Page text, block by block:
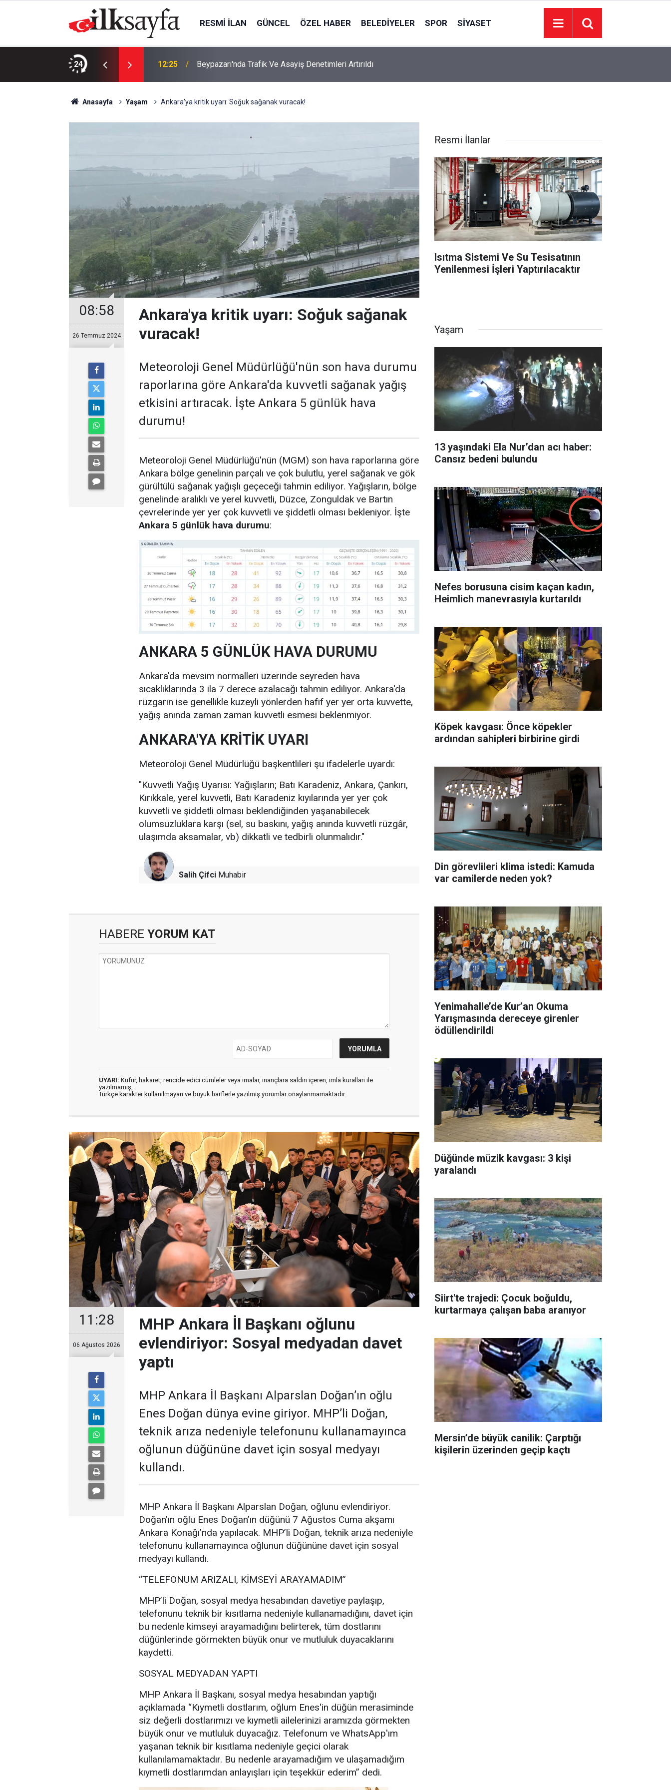
RESMI İLAN GÜNCEL ÖZEL HABER BELEDIYELER SPOR SIYASET
24 12:25 Beypazarı'nda Trafik Ve Asayiş Denetimleri Artırıldı
Anasayfa Yaşam Ankara'ya kritik uyarı: Soğuk sağanak vuracak!
08:58
26 Temmuz 2024
Ankara'ya kritik uyarı: Soğuk sağanak
vuracak!
Meteoroloji Genel Müdürlüğü'nün son hava durumu
raporlarına göre Ankara'da kuvvetli sağanak yağış
etkisini artıracak. İşte Ankara 5 günlük hava
durumu!
Meteoroloji Genel Müdürlüğü'nün (MGM) son hava raporlarına göre
Ankara bölge genelinin parçalı ve çok bulutlu, yerel sağanak ve gök
gürültülü sağanak yağışlı geçeceği tahmin ediliyor. Yağışların, bölge
genelinde aralıklı ve yerel kuvvetli, Düzce, Zonguldak ve Bartın
çevrelerinde yer yer çok kuvvetli ve şiddetli olması bekleniyor. İşte
Ankara 5 günlük hava durumu:
ANKARA 5 GÜNLÜK HAVA DURUMU
Ankara'da mevsim normalleri üzerinde seyreden hava
sıcaklıklarında 3 ila 7 derece azalacağı tahmin ediliyor. Ankara'da
rüzgarın ise genellikle kuzeyli yönlerden hafif yer yer orta kuvvette,
yağış anında zaman zaman kuvvetli esmesi beklenmiyor.
ANKARA'YA KRİTİK UYARI
Meteoroloji Genel Müdürlüğü başkentlileri şu ifadelerle uyardı:
"Kuvvetli Yağış Uyarısı: Yağışların; Batı Karadeniz, Ankara, Çankırı,
Kırıkkale, yerel kuvvetli, Batı Karadeniz kıyılarında yer yer çok
kuvvetli ve şiddetli olması beklendiğinden yaşanabilecek
olumsuzluklara karşı (sel, su baskını, yağış anında kuvvetli rüzgâr,
ulaşımda aksamalar, vb) dikkatli ve tedbirli olunmalıdır."
Salih Çifci Muhabir
HABERE YORUM KAT
UYARI: Küfür, hakaret, rencide edici cümleler veya imalar, inançlara saldırı içeren, imla kuralları ile
yazılmamış,
Türkçe karakter kullanılmayan ve büyük harflerle yazılmış yorumlar onaylanmamaktadır.
11:28
06 Ağustos 2026
MHP Ankara İl Başkanı oğlunu
evlendiriyor: Sosyal medyadan davet
yaptı
MHP Ankara İl Başkanı Alparslan Doğan’ın oğlu
Enes Doğan dünya evine giriyor. MHP’li Doğan,
teknik arıza nedeniyle telefonunu kullanamayınca
oğlunun düğününe davet için sosyal medyayı
kullandı.
MHP Ankara İl Başkanı Alparslan Doğan, oğlunu evlendiriyor.
Doğan’ın oğlu Enes Doğan’ın düğünü 7 Ağustos Cuma akşamı
Ankara Konağı’nda yapılacak. MHP’li Doğan, teknik arıza nedeniyle
telefonunu kullanamayınca oğlunun düğününe davet için sosyal
medyayı kullandı.
“TELEFONUM ARIZALI, KİMSEYİ ARAYAMADIM”
MHP’li Doğan, sosyal medya hesabından davetiye paylaşıp,
telefonunu teknik bir kısıtlama nedeniyle kullanamadığını, davet için
bu nedenle kimseyi arayamadığını belirterek, tüm dostlarını
düğünlerinde görmekten büyük onur ve mutluluk duyacaklarını
kaydetti.
SOSYAL MEDYADAN YAPTI
MHP Ankara İl Başkanı, sosyal medya hesabından yaptığı
açıklamada “Kıymetli dostlarım, oğlum Enes'in düğün merasiminde
siz değerli dostlarımızı ve kıymetli ailelerinizi aramızda görmekten
büyük onur ve mutluluk duyacağız. Telefonum ve WhatsApp'ım
yaşanan teknik bir kısıtlama nedeniyle geçici olarak
kullanılamamaktadır. Bu nedenle arayamadığım ve ulaşamadığım
kıymetli dostlarımdan anlayışları için teşekkür ederim” dedi.
Resmi İlanlar
Isıtma Sistemi Ve Su Tesisatının
Yenilenmesi İşleri Yaptırılacaktır
Yaşam
13 yaşındaki Ela Nur’dan acı haber:
Cansız bedeni bulundu
Nefes borusuna cisim kaçan kadın,
Heimlich manevrasıyla kurtarıldı
Köpek kavgası: Önce köpekler
ardından sahipleri birbirine girdi
Din görevlileri klima istedi: Kamuda
var camilerde neden yok?
Yenimahalle’de Kur’an Okuma
Yarışmasında dereceye girenler
ödüllendirildi
Düğünde müzik kavgası: 3 kişi
yaralandı
Siirt'te trajedi: Çocuk boğuldu,
kurtarmaya çalışan baba aranıyor
Mersin’de büyük canilik: Çarptığı
kişilerin üzerinden geçip kaçtı